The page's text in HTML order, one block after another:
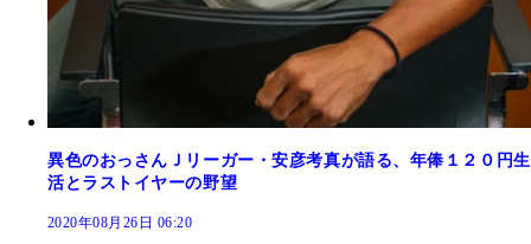
異色のおっさんＪリーガー・安彦考真が語る、年俸１２０円生
活とラストイヤーの野望
2020年08月26日 06:20